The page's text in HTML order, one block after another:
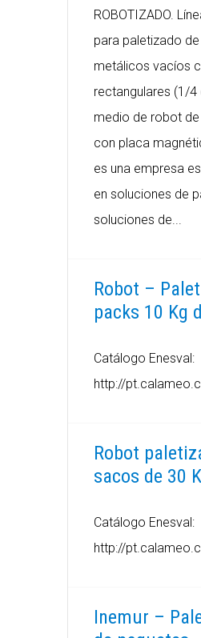
ROBOTIZADO.
para paletizado
metálicos vacíos
rectangulares (1/4
medio de robot
con placa
es una empresa
en soluciones de
soluciones de...
Robot –
packs 10 Kg
Catálogo Enesval:
http://
Robot
sacos de 30
Catálogo Enesval:
http://
Inemur –